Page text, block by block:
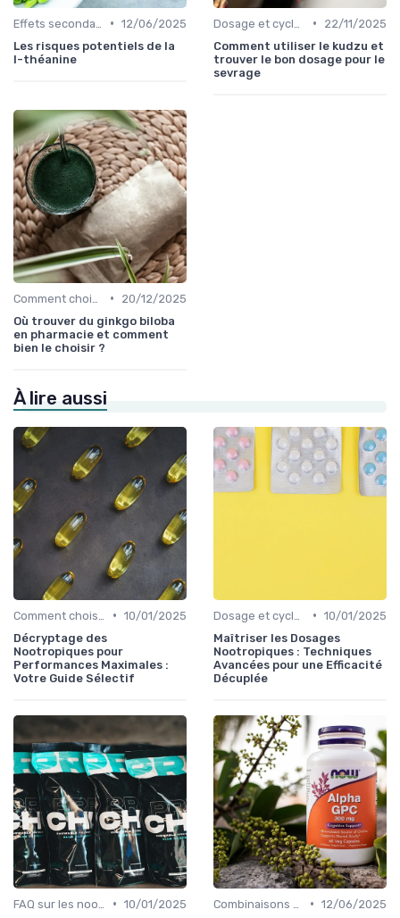
• 12/06/2025
Les risques potentiels de la
l-théanine
•
22/11/2025
Comment utiliser le kudzu et
trouver le bon dosage pour le
sevrage
•
20/12/2025
Où trouver du ginkgo biloba
en pharmacie et comment
bien le choisir ?
À lire aussi
• 10/01/2025
Décryptage des
Nootropiques pour
Performances Maximales :
Votre Guide Sélectif
• 10/01/2025
Maîtriser les Dosages
Nootropiques : Techniques
Avancées pour une Efficacité
Décuplée
• 10/01/2025
• 12/06/2025